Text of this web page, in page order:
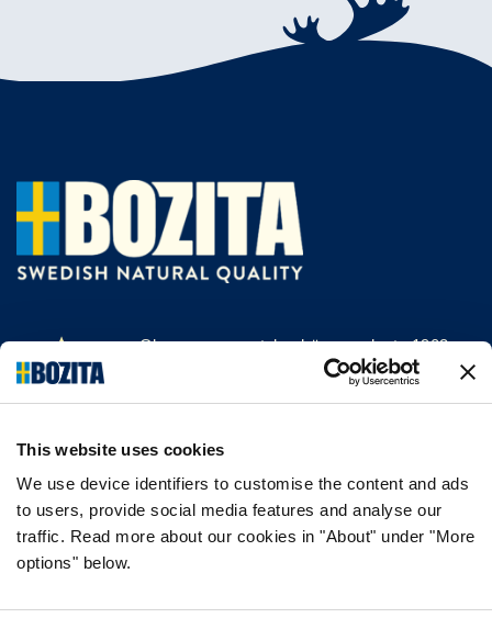
This website uses cookies
We use device identifiers to customise the content and ads
to users, provide social media features and analyse our
traffic. Read more about our cookies in "About" under "More
options" below.
Olemme menestyksekäs, vuodesta 1903
saakka kissan- ja koiranruokaa valmistava
yritys Vårgårdasta, Ruotsista. Pidämme
Teemme koiran- ja kissanruokaa
korkealaatuisista ainesosista ja ilman
tarpeettomia lisäaineita.